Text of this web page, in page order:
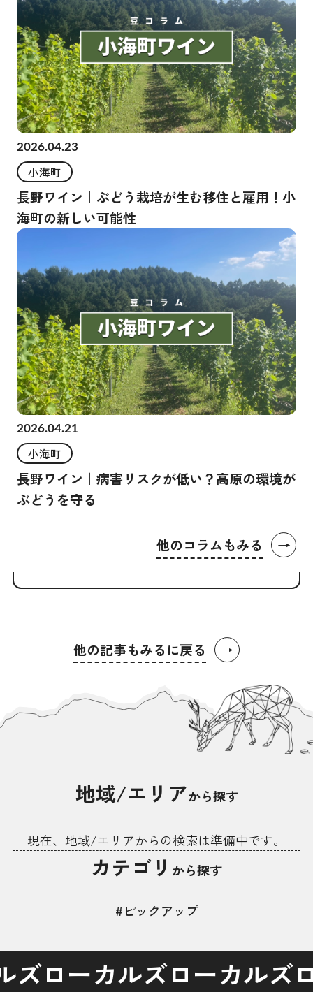
2026.04.23
小海町
長野ワイン｜ぶどう栽培が生む移住と雇用！小
海町の新しい可能性
2026.04.21
小海町
長野ワイン｜病害リスクが低い？高原の環境が
ぶどうを守る
他のコラムもみる →
他の記事もみるに戻る →
地域/エリアから探す
現在、地域/エリアからの検索は準備中です。
カテゴリ から探す
#ピックアップ
ズローカルズローカルズ